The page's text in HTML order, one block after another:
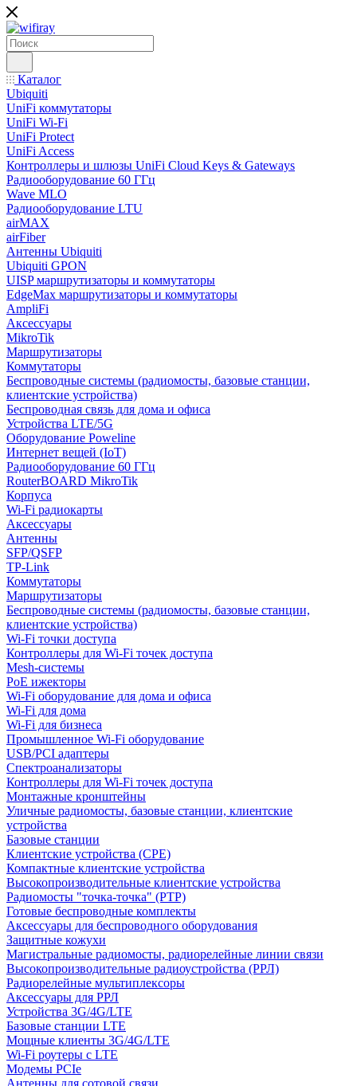
Каталог
Ubiquiti
UniFi коммутаторы
UniFi Wi-Fi
UniFi Protect
UniFi Access
Контроллеры и шлюзы UniFi Cloud Keys & Gateways
Радиооборудование 60 ГГц
Wave MLO
Радиооборудование LTU
airMAX
airFiber
Антенны Ubiquiti
Ubiquiti GPON
UISP маршрутизаторы и коммутаторы
EdgeMax маршрутизаторы и коммутаторы
AmpliFi
Аксессуары
MikroTik
Маршрутизаторы
Коммутаторы
Беспроводные системы (радиомосты, базовые станции,
клиентские устройства)
Беспроводная связь для дома и офиса
Устройства LTE/5G
Оборудование Poweline
Интернет вещей (IoT)
Радиооборудование 60 ГГц
RouterBOARD MikroTik
Корпуса
Wi-Fi радиокарты
Аксессуары
Антенны
SFP/QSFP
TP-Link
Коммутаторы
Маршрутизаторы
Беспроводные системы (радиомосты, базовые станции,
клиентские устройства)
Wi-Fi точки доступа
Контроллеры для Wi-Fi точек доступа
Mesh-системы
PoE ижекторы
Wi-Fi оборудование для дома и офиса
Wi-Fi для дома
Wi-Fi для бизнеса
Промышленное Wi-Fi оборудование
USB/PCI адаптеры
Cпектроанализаторы
Контроллеры для Wi-Fi точек доступа
Монтажные кронштейны
Уличные радиомосты, базовые станции, клиентские
устройства
Базовые станции
Клиентские устройства (CPE)
Компактные клиентские устройства
Высокопроизводительные клиентские устройства
Радиомосты "точка-точка" (PTP)
Готовые беспроводные комплекты
Аксессуары для беспроводного оборудования
Защитные кожухи
Магистральные радиомосты, радиорелейные линии связи
Высокопроизводительные радиоустройства (РРЛ)
Радиорелейные мультиплексоры
Аксессуары для РРЛ
Устройства 3G/4G/LTE
Базовые станции LTE
Мощные клиенты 3G/4G/LTE
Wi-Fi роутеры с LTE
Модемы PCIe
Антенны для сотовой связи